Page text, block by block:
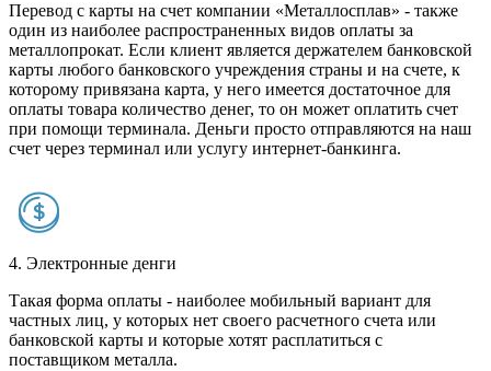
Перевод с карты на счет компании «Металлосплав» - также
один из наиболее распространенных видов оплаты за
металлопрокат. Если клиент является держателем банковской
карты любого банковского учреждения страны и на счете, к
которому привязана карта, у него имеется достаточное для
оплаты товара количество денег, то он может оплатить счет
при помощи терминала. Деньги просто отправляются на наш
счет через терминал или услугу интернет-банкинга.
4. Электронные денги
Такая форма оплаты - наиболее мобильный вариант для
частных лиц, у которых нет своего расчетного счета или
банковской карты и которые хотят расплатиться с
поставщиком металла.